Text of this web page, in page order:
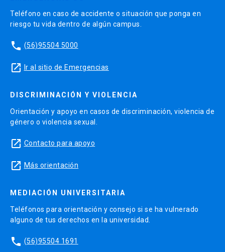
Teléfono en caso de accidente o situación que ponga en
riesgo tu vida dentro de algún campus.
phone (56)95504 5000
launch Ir al sitio de Emergencias
DISCRIMINACIÓN Y VIOLENCIA
Orientación y apoyo en casos de discriminación, violencia de
género o violencia sexual.
launch Contacto para apoyo
launch Más orientación
MEDIACIÓN UNIVERSITARIA
Teléfonos para orientación y consejo si se ha vulnerado
alguno de tus derechos en la universidad.
phone (56)95504 1691